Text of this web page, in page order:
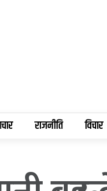
राजनीति विचार